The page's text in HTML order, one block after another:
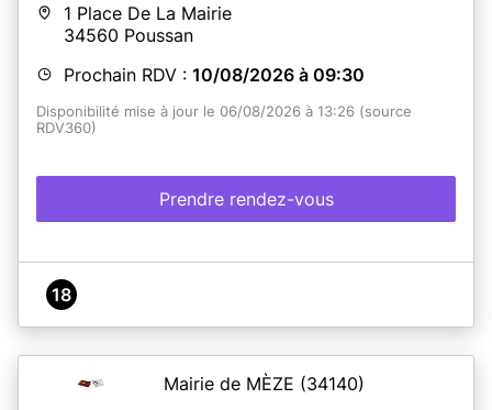
1 Place De La Mairie
34560 Poussan
Prochain RDV : 10/08/2026 à 09:30
Disponibilité mise à jour le 06/08/2026 à 13:26 (source
RDV360)
Prendre rendez-vous
18
Mairie de MÈZE (34140)